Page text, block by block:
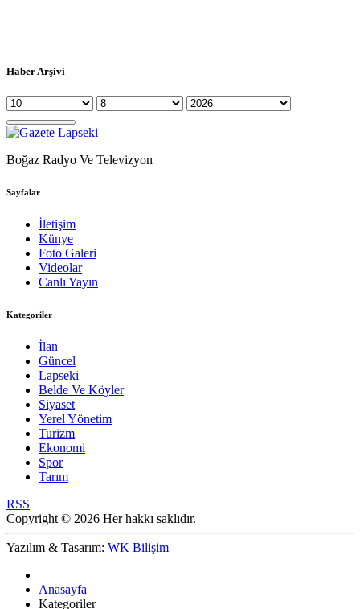
Haber Arşivi
Boğaz Radyo Ve Televizyon
Sayfalar
İletişim
Künye
Foto Galeri
Videolar
Canlı Yayın
Kategoriler
İlan
Güncel
Lapseki
Belde Ve Köyler
Siyaset
Yerel Yönetim
Turizm
Ekonomi
Spor
Tarım
RSS
Copyright © 2026 Her hakkı saklıdır.
Yazılım & Tasarım: WK Bilişim
Anasayfa
Kategoriler